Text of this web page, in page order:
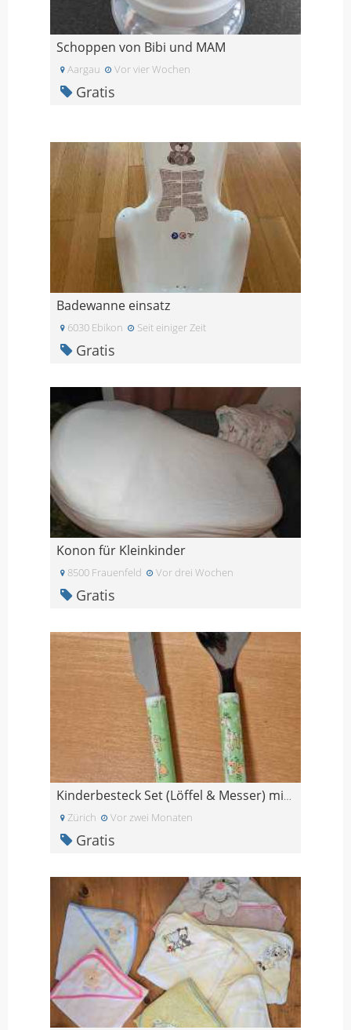
Schoppen von Bibi und MAM
Aargau Vor vier Wochen
Gratis
Badewanne einsatz
6030 Ebikon Seit einiger Zeit
Gratis
Konon für Kleinkinder
8500 Frauenfeld Vor drei Wochen
Gratis
Kinderbesteck Set (Löffel & Messer) mit süssem Tie
Zürich Vor zwei Monaten
Gratis